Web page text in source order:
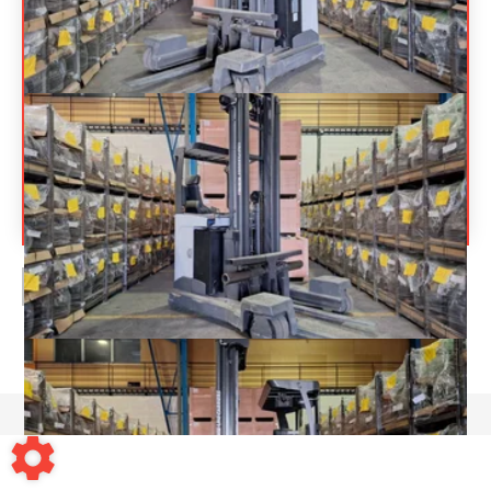
Chariot à mât rétractable
multidirectionnel
UNICARRIERS
250DTFVRE635UFW
Référence 19598
Énergie Électrique
Prix sur
demande
PAGE1/ 1
Mentions légales Conditions générales de vente - Contact